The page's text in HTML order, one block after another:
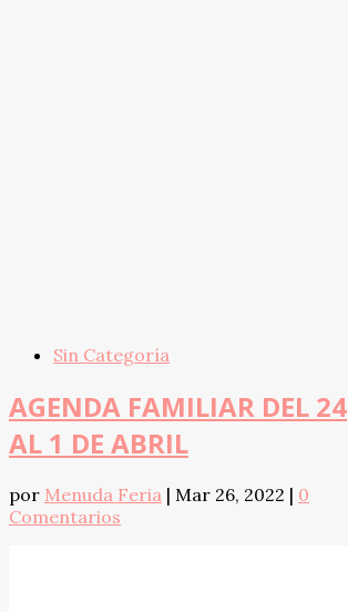
Sin Categoría
AGENDA FAMILIAR DEL 24
AL 1 DE ABRIL
por Menuda Feria | Mar 26, 2022 | 0
Comentarios